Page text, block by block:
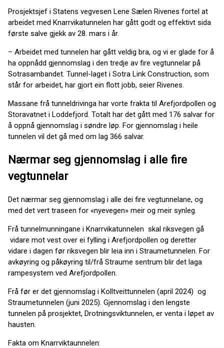
Prosjektsjef i Statens vegvesen Lene Sælen Rivenes fortel at
arbeidet med Knarrvikatunnelen har gått godt og effektivt sida
første salve gjekk av 28. mars i år.
– Arbeidet med tunnelen har gått veldig bra, og vi er glade for å
ha oppnådd gjennomslag i den tredje av fire vegtunnelar på
Sotrasambandet. Tunnel-laget i Sotra Link Construction, som
står for arbeidet, har gjort ein flott jobb, seier Rivenes.
Massane frå tunneldrivinga har vorte frakta til Arefjordpollen og
Storavatnet i Loddefjord. Totalt har det gått med 176 salvar for
å oppnå gjennomslag i søndre løp. For gjennomslag i heile
tunnelen vil det gå med om lag 366 salvar.
Nærmar seg gjennomslag i alle fire
vegtunnelar
Det nærmar seg gjennomslag i alle dei fire vegtunnelane, og
med det vert traseen for «nyevegen» meir og meir synleg.
Frå tunnelmunningane i Knarrvikatunnelen skal riksvegen gå
vidare mot vest over ei fylling i Arefjordpollen og deretter
vidare i dagen før riksvegen blir leia inn i Straumetunnelen. For
avkøyring og påkøyring til/frå Straume sentrum blir det laga
rampesystem ved Arefjordpollen.
Frå før er det gjennomslag i Kolltveittunnelen (april 2024) og
Straumetunnelen (juni 2025). Gjennomslag i den lengste
tunnelen på prosjektet, Drotningsviktunnelen, er venta i løpet av
hausten.
Fakta om Knarrviktaunnelen: